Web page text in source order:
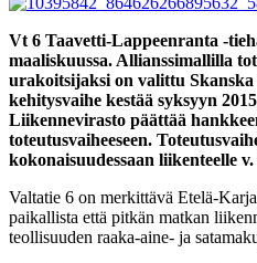
Vt 6 Taavetti-Lappeenranta -
maaliskuussa. Allianssimallilla
urakoitsijaksi on valittu
kehitysvaihe kestää syksyyn
Liikennevirasto päättää
toteutusvaiheeseen.
kokonaisuudessaan liikenteelle v.
Valtatie 6 on merkittävä Etelä-
paikallista että pitkän matkan
teollisuuden raaka-aine- ja